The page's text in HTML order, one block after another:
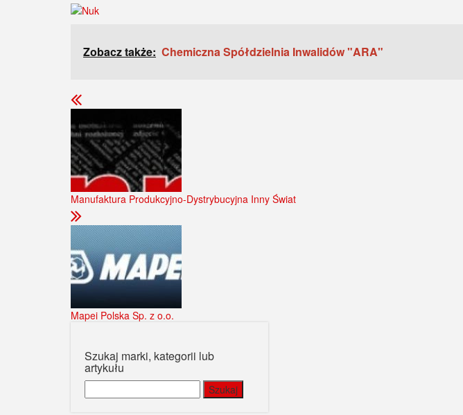
Zobacz także: Chemiczna Spółdzielnia Inwalidów "ARA"
Manufaktura Produkcyjno-Dystrybucyjna Inny Świat
Mapei Polska Sp. z o.o.
Szukaj marki, kategorii lub
artykułu